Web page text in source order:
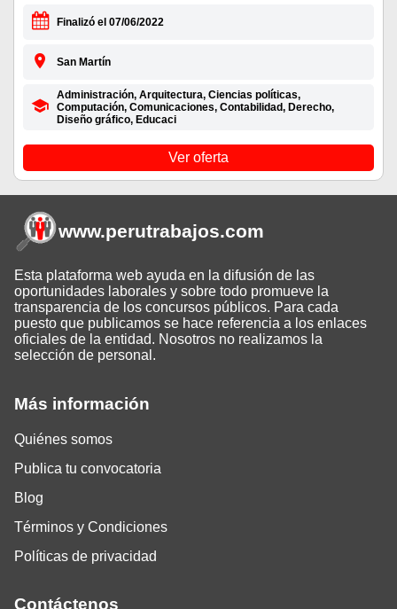
Finalizó el 07/06/2022
San Martín
Administración, Arquitectura, Ciencias políticas,
Computación, Comunicaciones, Contabilidad, Derecho,
Diseño gráfico, Educaci
Ver oferta
Más información
Quiénes somos
Publica tu convocatoria
Blog
Términos y Condiciones
Políticas de privacidad
Contáctenos
www.perutrabajos.com
Esta plataforma web ayuda en la difusión de las
oportunidades laborales y sobre todo promueve la
transparencia de los concursos públicos. Para cada
puesto que publicamos se hace referencia a los enlaces
oficiales de la entidad. Nosotros no realizamos la
selección de personal.